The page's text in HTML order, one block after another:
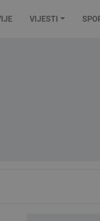
VIJESTI